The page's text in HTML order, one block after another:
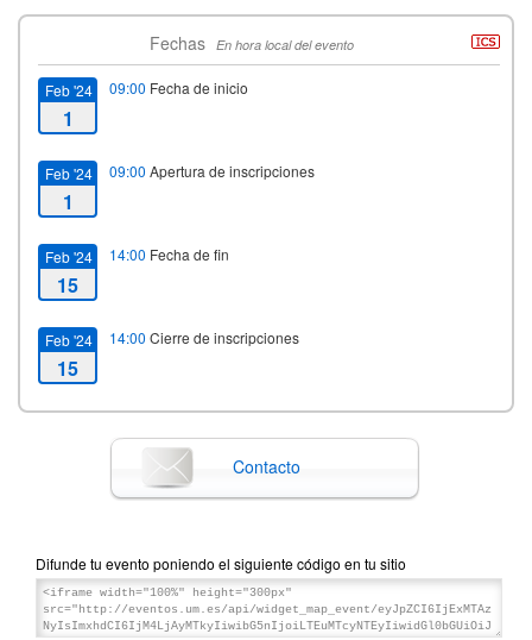
Fechas En hora local del evento
Feb '24
1
09:00 Fecha de inicio
Feb '24
1
09:00 Apertura de inscripciones
Feb '24
15
14:00 Fecha de fin
Feb '24
15
14:00 Cierre de inscripciones
Contacto
Difunde tu evento poniendo el siguiente código en tu sitio